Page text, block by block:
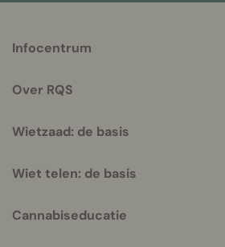
helpful
Infocentrum
Over RQS
Wietzaad: de basis
Wiet telen: de basis
Cannabiseducatie